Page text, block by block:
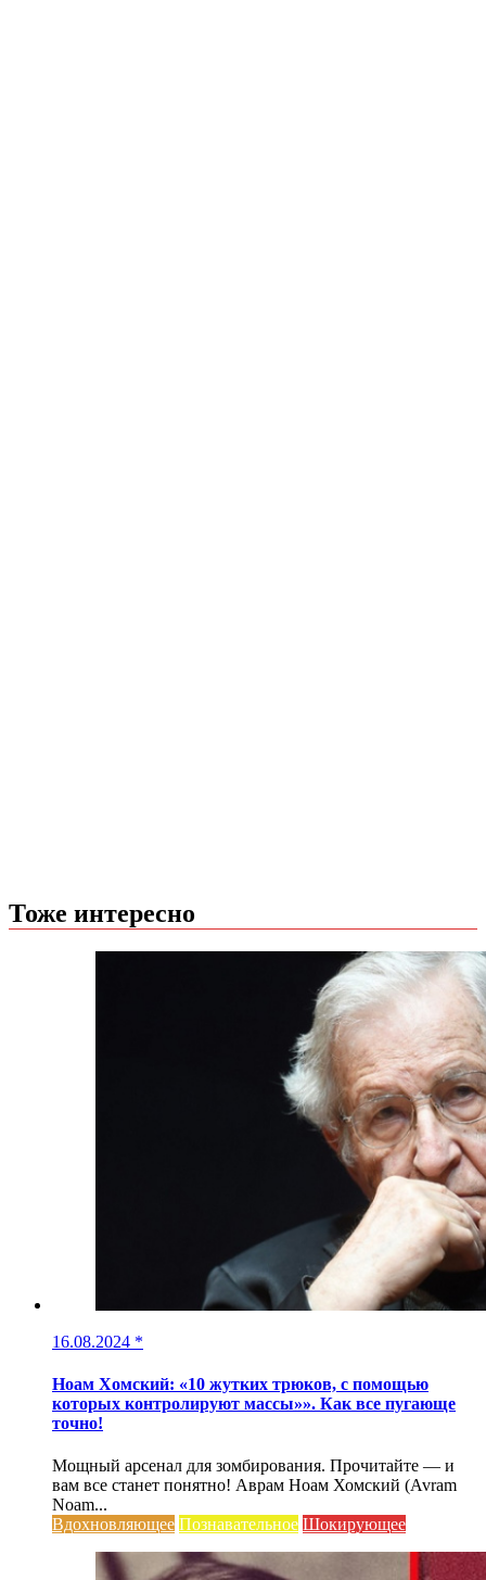
Тоже интересно
16.08.2024 *
Ноам Хомский: «10 жутких трюков, с помощью
которых контролируют массы»». Как все пугающе
точно!
Мощный арсенал для зомбирования. Прочитайте — и
вам все станет понятно! Аврам Ноам Хомский (Avram
Noam...
Вдохновляющее Познавательное Шокирующее